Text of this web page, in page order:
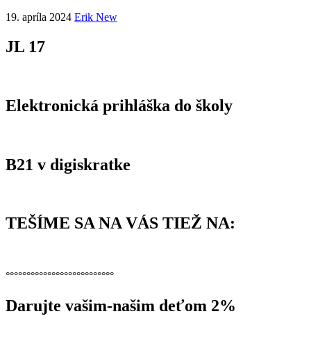
19. apríla 2024 Erik New
JL 17
Elektronická prihláška do školy
B21 v digiskratke
TEŠÍME SA NA VÁS TIEŽ NA:
°°°°°°°°°°°°°°°°°°°°°°°°°°
Darujte vašim-našim deťom 2%